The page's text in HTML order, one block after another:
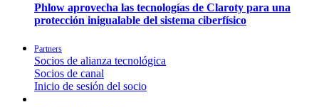
Phlow aprovecha las tecnologías de Claroty para una
protección inigualable del sistema ciberfísico
Partners
Socios de alianza tecnológica
Socios de canal
Inicio de sesión del socio